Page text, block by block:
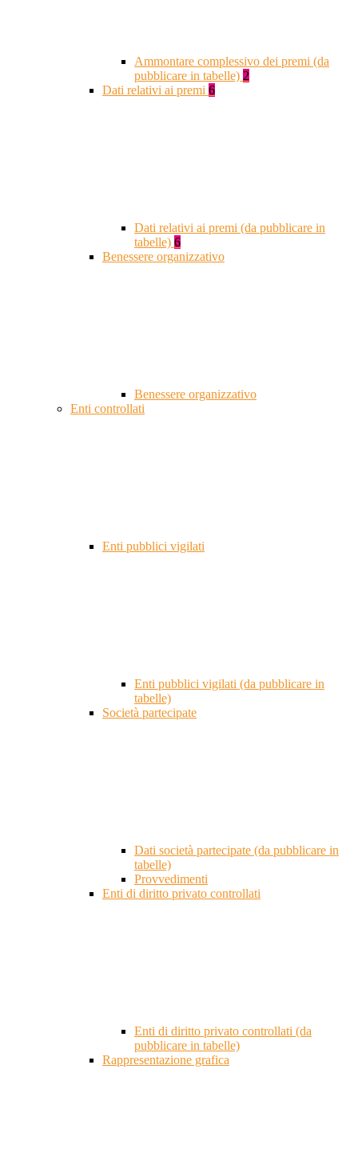
Ammontare complessivo dei premi (da
pubblicare in tabelle) 2
Dati relativi ai premi 6
Dati relativi ai premi (da pubblicare in
tabelle) 6
Benessere organizzativo
Benessere organizzativo
Enti controllati
Enti pubblici vigilati
Enti pubblici vigilati (da pubblicare in
tabelle)
Società partecipate
Dati società partecipate (da pubblicare in
tabelle)
Provvedimenti
Enti di diritto privato controllati
Enti di diritto privato controllati (da
pubblicare in tabelle)
Rappresentazione grafica